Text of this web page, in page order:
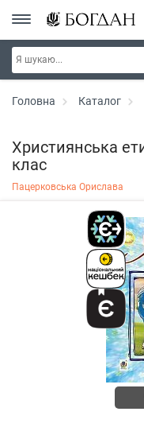
Головна Каталог
Християнська
клас
Пацерковська Орислава